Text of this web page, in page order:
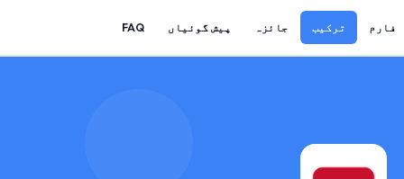
فارم ترکیب جائزہ پیش گوئیاں FAQ